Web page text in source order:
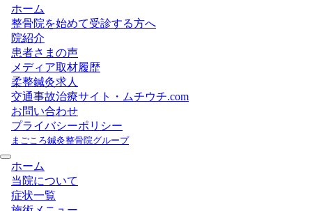
ホーム
整骨院を始めて受診する方へ
院紹介
患者さまの声
メディア取材履歴
柔整鍼灸求人
交通事故治療サイト・ムチウチ.com
お問い合わせ
プライバシーポリシー
まごころ鍼灸整骨院グループ
ホーム
当院について
症状一覧